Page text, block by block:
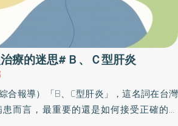
糖尿病、高血壓、過重肥胖等其他代謝異
而下降約五成。肝炎研究團隊黃上秦醫師
的研究成果：脂肪肝或許透過某種機制，
、減少肝癌及肝硬化風險，進而降低死亡
些脂肪肝患者同時有代謝異常，死亡率則
、下肢水腫、腹水、吐血、急性腹痛，這
症狀加劇時，表示肝炎可能已經轉化為肝
要是因為病患可能只是覺得比較累，像黃
須抽血才知道，如果沒有進一步檢查很難
期發現的重要方法。 縮小腫瘤再切
有外科手術切除、射頻燒灼術（RFA）、
療的迷思#Ｂ、Ｃ型肝炎
合報導）「B、C型肝炎」，這名詞在台灣
而言，最重要的還是如何接受正確的治